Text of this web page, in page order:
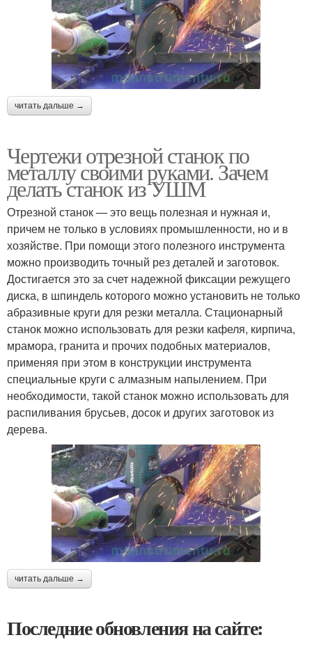
читать дальше →
Чертежи отрезной станок по
металлу своими руками. Зачем
делать станок из УШМ
Отрезной станок — это вещь полезная и нужная и,
причем не только в условиях промышленности, но и в
хозяйстве. При помощи этого полезного инструмента
можно производить точный рез деталей и заготовок.
Достигается это за счет надежной фиксации режущего
диска, в шпиндель которого можно установить не только
абразивные круги для резки металла. Стационарный
станок можно использовать для резки кафеля, кирпича,
мрамора, гранита и прочих подобных материалов,
применяя при этом в конструкции инструмента
специальные круги с алмазным напылением. При
необходимости, такой станок можно использовать для
распиливания брусьев, досок и других заготовок из
дерева.
читать дальше →
Последние обновления на сайте: